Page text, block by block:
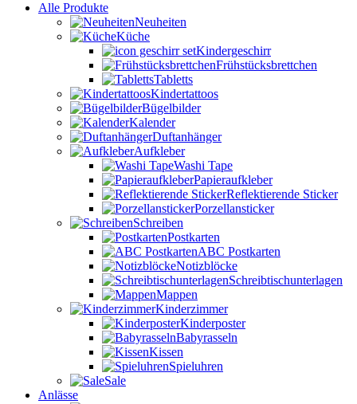
Alle Produkte
Neuheiten
Küche
Kindergeschirr
Frühstücksbrettchen
Tabletts
Kindertattoos
Bügelbilder
Kalender
Duftanhänger
Aufkleber
Washi Tape
Papieraufkleber
Reflektierende Sticker
Porzellansticker
Schreiben
Postkarten
ABC Postkarten
Notizblöcke
Schreibtischunterlagen
Mappen
Kinderzimmer
Kinderposter
Babyrasseln
Kissen
Spieluhren
Sale
Anlässe